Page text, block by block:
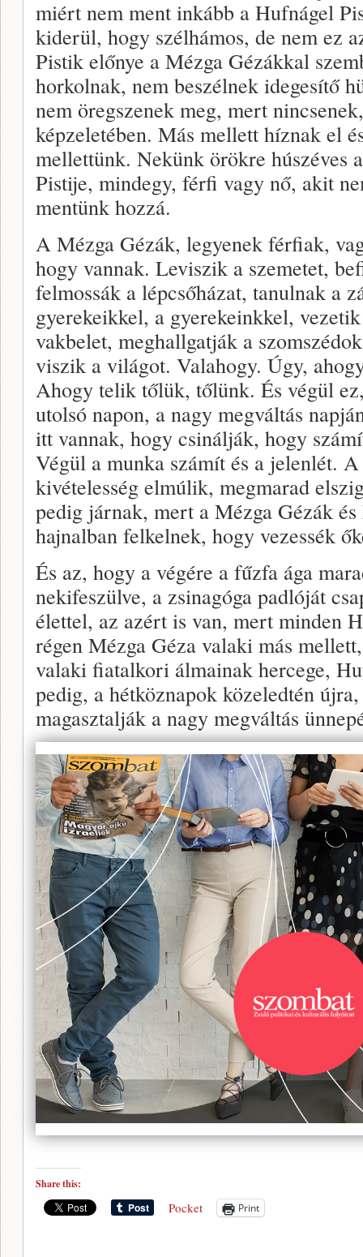
miért nem ment inkább a Hufnágel
kiderül, hogy szélhámos, de nem ez
Pistik előnye a Mézga Gézákkal
horkolnak, nem beszélnek idegesítő
nem öregszenek meg, mert
képzeletében. Más mellett híznak el
mellettünk. Nekünk örökre húszéves
Pistije, mindegy, férfi vagy nő, akit
mentünk hozzá.
A Mézga Gézák, legyenek férfiak,
hogy vannak. Leviszik a szemetet,
felmossák a lépcsőházat, tanulnak a
gyerekeikkel, a gyerekeinkkel,
vakbelet, meghallgatják a
viszik a világot. Valahogy. Úgy,
Ahogy telik tőlük, tőlünk. És végül
utolsó napon, a nagy megváltás
itt vannak, hogy csinálják, hogy
Végül a munka számít és a jelenlét.
kivételesség elmúlik, megmarad
pedig járnak, mert a Mézga Gézák
hajnalban felkelnek, hogy vezessék
És az, hogy a végére a fűzfa ága
nekifeszülve, a zsinagóga padlóját
élettel, az azért is van, mert minden
régen Mézga Géza valaki más
valaki fiatalkori álmainak hercege,
pedig, a hétköznapok közeledtén
magasztalják a nagy megváltás
Share this:
Pocket Print